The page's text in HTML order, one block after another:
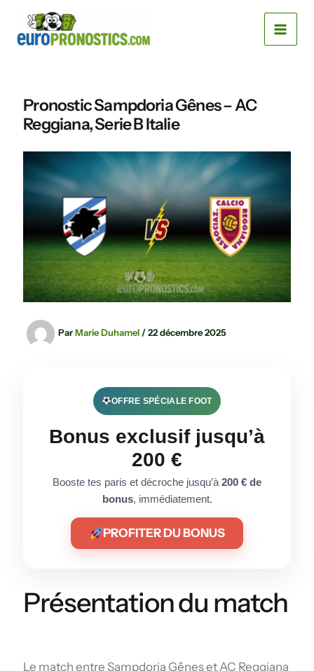
contenu
Pronostic Sampdoria Gênes – AC
Reggiana, Serie B Italie
ParMarie Duhamel /22 décembre 2025
OFFRE SPÉCIALE FOOT
Bonus exclusif jusqu’à
200 €
Booste tes paris et décroche jusqu’à 200 € de
bonus, immédiatement.
PROFITER DU BONUS
Présentation du match
Le match entre Sampdoria Gênes et AC Reggiana